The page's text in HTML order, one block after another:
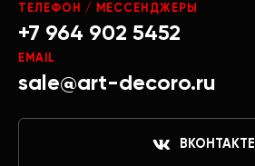
ТЕЛЕФОН / МЕССЕНДЖЕРЫ
+7 964 902 5452
EMAIL
sale@art-decoro.ru
ВКОНТАКТЕ